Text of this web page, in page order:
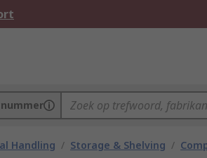
Handling / Storage & Shelving /